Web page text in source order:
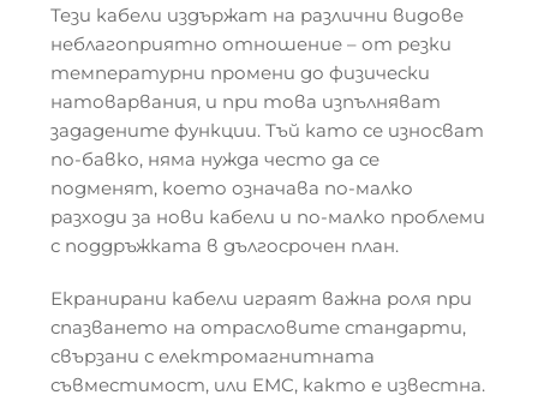
Тези кабели издържат на различни видове
неблагоприятно отношение – от резки
температурни промени до физически
натоварвания, и при това изпълняват
зададените функции. Тъй като се износват
по-бавко, няма нужда често да се
подменят, което означава по-малко
разходи за нови кабели и по-малко проблеми
с поддръжката в дългосрочен план.
Екранирани кабели играят важна роля при
спазването на отрасловите стандарти,
свързани с електромагнитната
съвместимост, или EMC, както е известна.